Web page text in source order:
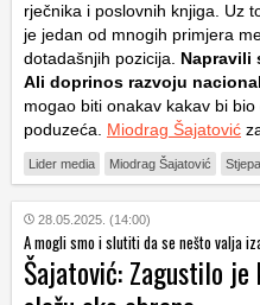
rječnika i poslovnih knjiga. Uz
je jedan od mnogih primjera
dotadašnjih pozicija. Napravili
Ali doprinos razvoju
mogao biti onakav kakav bi
poduzeća. Miodrag Šajatović
Lider media Miodrag Šajatović
28.05.2025. (14:00)
A mogli smo i slutiti da se nešto valja
Šajatović: Zagustilo